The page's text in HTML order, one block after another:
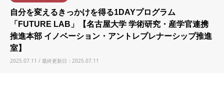
自分を変えるきっかけを得る1DAYプログラム
「FUTURE LAB」【名古屋大学 学術研究・産学官連携
推進本部 イノベーション・アントレプレナーシップ推進
室】
2025.07.11 / 最終更新日：2025.07.11